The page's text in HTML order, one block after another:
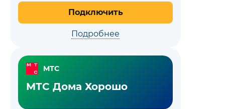
Подключить
Подробнее
МТС
МТС Дома Хорошо